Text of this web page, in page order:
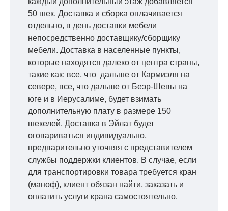
50 шек. Доставка и сборка оплачивается
отдельно, в день доставки мебели
непосредственно доставщику/сборщику
мебели. Доставка в населенные пункты,
которые находятся далеко от центра страны,
такие как: все, что дальше от Кармиэля на
севере, все, что дальше от Беэр-Шевы на
юге и в Иерусалиме, будет взимать
дополнительную плату в размере 150
шекелей. Доставка в Эйлат будет
оговариваться индивидуально,
предварительно уточняя с представителем
службы поддержки клиентов. В случае, если
для транспортировки товара требуется кран
(маноф), клиент обязан найти, заказать и
оплатить услуги крана самостоятельно.